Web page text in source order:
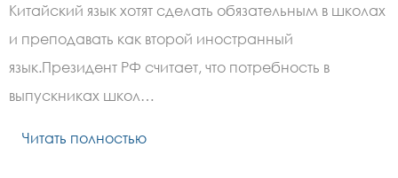
Китайский язык хотят сделать обязательным в школах
и преподавать как второй иностранный
язык.Президент РФ считает, что потребность в
выпускниках школ…
Читать полностью